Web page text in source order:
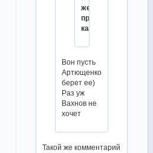
желание
продолжать
карьеру
Вон пусть
Артющенко
берет ее)
Раз уж
Вахнов не
хочет
Такой же комментарий